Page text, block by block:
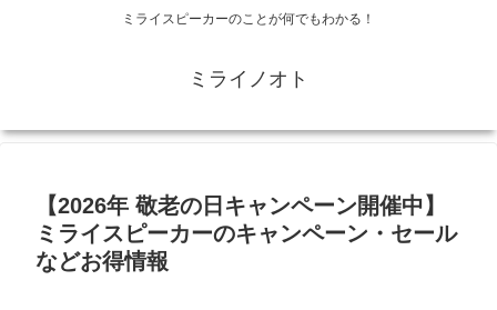
ミライスピーカーのことが何でもわかる！
ミライノオト
【2026年 敬老の日キャンペーン開催中】
ミライスピーカーのキャンペーン・セール
などお得情報